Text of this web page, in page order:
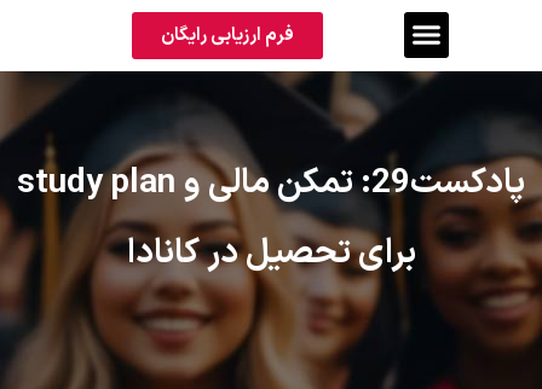
فرم ارزیابی رایگان
پادکست29: تمکن مالی و study plan
برای تحصیل در کانادا